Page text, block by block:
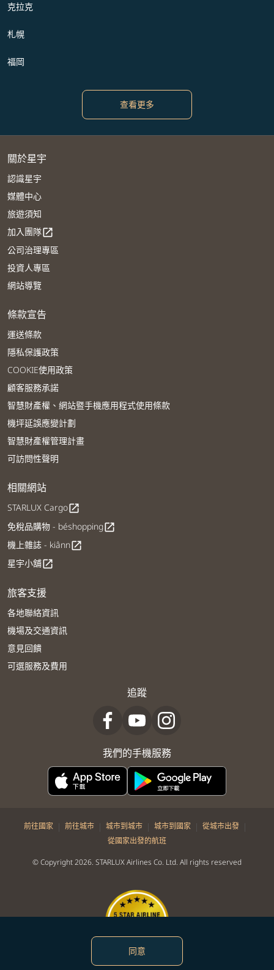
同意
克拉克
札幌
福岡
查看更多
關於星宇
認識星宇
媒體中心
旅遊須知
加入團隊open_in_new
公司治理專區
投資人專區
網站導覽
條款宣告
運送條款
隱私保護政策
COOKIE使用政策
顧客服務承諾
智慧財產權、網站暨手機應用程式使用條款
機坪延誤應變計劃
智慧財產權管理計畫
可訪問性聲明
相關網站
STARLUX Cargoopen_in_new
免稅品購物 - béshoppingopen_in_new
機上雜誌 - kiânnopen_in_new
星宇小舖open_in_new
旅客支援
各地聯絡資訊
機場及交通資訊
意見回饋
可選服務及費用
追蹤
我們的手機服務
前往國家 | 前往城市 | 城市到城市 | 城市到國家 | 從城市出發 |
從國家出發的航班
© Copyright 2026. STARLUX Airlines Co. Ltd. All rights reserved